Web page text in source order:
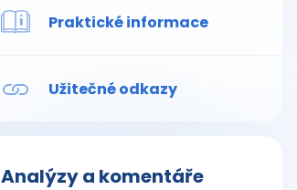
Praktické informace
Užitečné odkazy
Analýzy a komentáře